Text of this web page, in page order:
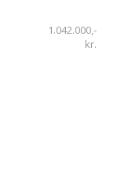
1.042.000,-
kr.